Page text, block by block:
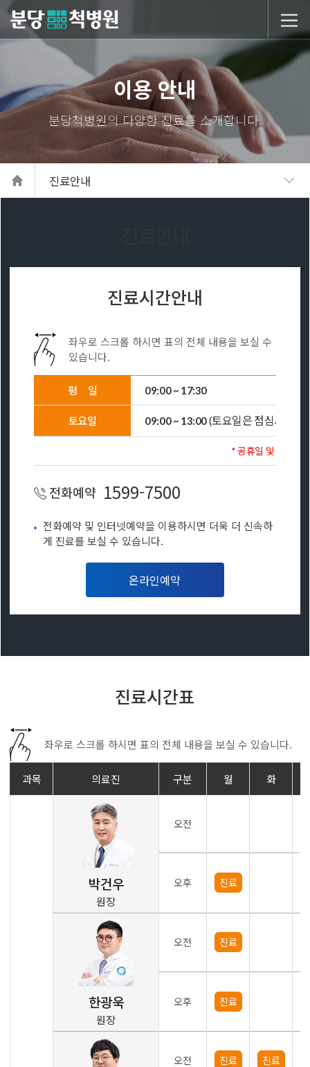
당척병원
이용 안내
진료안내
진료시간안내
좌우로 스크롤 하시면 표의 전체 내용을 보실 수
있습니다.
평 일 09:00 ~ 17:30
토요일 09:00 ~ 13:00(토요일은 점심시간 없
* 공휴일 및 일요일
전화예약 1599-7500
전화예약 및 인터넷예약을 이용하시면 더욱 더 신속하
게 진료를 보실 수 있습니다.
온라인예약
진료시간표
좌우로 스크롤 하시면 표의 전체 내용을 보실 수 있습니다.
과목 의료진 구분 월 화
박건우
원장
오전
오후 진료
한광욱
원장
오전 진료
오후 진료
오전 진료 진료